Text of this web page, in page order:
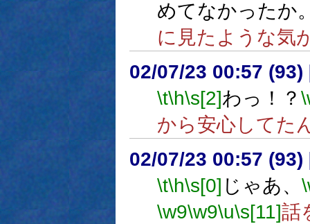
めてなかったか
に見たような気
02/07/23 00:57 (93)
\t\h\s[2]わっ！？
から安心してた
02/07/23 00:57 (93)
\t\h\s[0] じゃあ、
\w9\w9\u\s[11]話